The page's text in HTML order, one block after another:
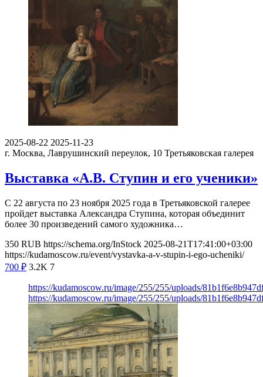
2025-08-22 2025-11-23
г. Москва, Лаврушинский переулок, 10 Третьяковская галерея
Выставка «А.В. Ступин и его ученики»
С 22 августа по 23 ноября 2025 года в Третьяковской галерее
пройдет выставка Александра Ступина, которая объединит
более 30 произведений самого художника…
350 RUB https://schema.org/InStock 2025-08-21T17:41:00+03:00
https://kudamoscow.ru/event/vystavka-a-v-stupin-i-ego-ucheniki/
700 ₽ 3.2K 7
https://kudamoscow.ru/image/255/255/uploads/
https://kudamoscow.ru/image/255/255/uploads/